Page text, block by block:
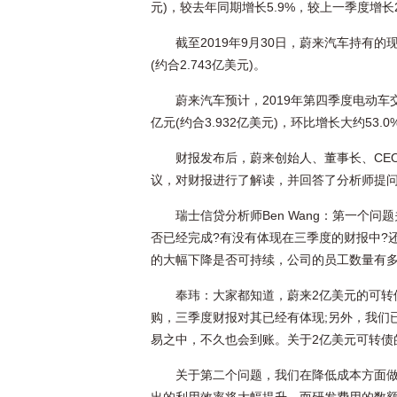
元)，较去年同期增长5.9%，较上一季度增
截至2019年9月30日，蔚来汽车持有的
(约合2.743亿美元)。
蔚来汽车预计，2019年第四季度电动
亿元(约合3.932亿美元)，环比增长大约
财报发布后，蔚来创始人、董事长、
议，对财报进行了解读，并回答了分析师提
瑞士信贷分析师Ben Wang：第一个问
否已经完成?有没有体现在三季度的财报中?
的大幅下降是否可持续，公司的员工数量有
奉玮：大家都知道，蔚来2亿美元的可
购，三季度财报对其已经有体现;另外，我
易之中，不久也会到账。关于2亿美元可转
关于第二个问题，我们在降低成本方面